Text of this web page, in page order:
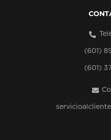
(601)
(601)